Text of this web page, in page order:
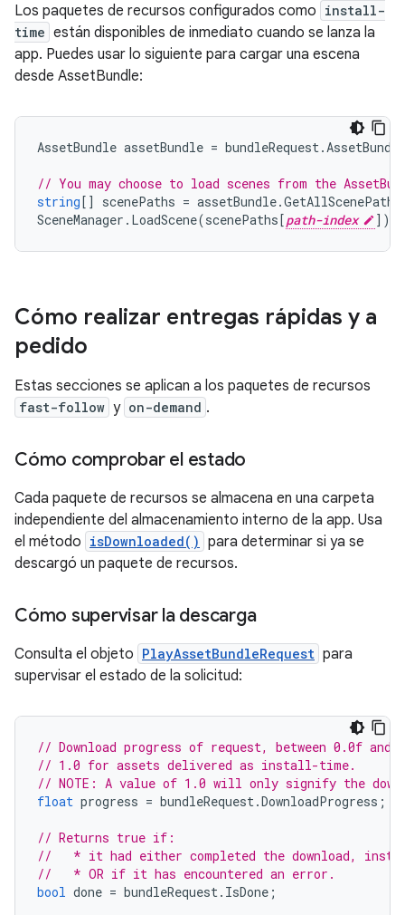
Los paquetes de recursos configurados como install-
time están disponibles de inmediato cuando se lanza la
app. Puedes usar lo siguiente para cargar una escena
desde AssetBundle:
AssetBundle assetBundle = bundleRequest . AssetBundle
// You may choose to load scenes from the
string[] scenePaths = assetBundle.GetAllScenePaths
SceneManager . LoadScene(scenePaths[path-index ]);
Cómo realizar entregas rápidas y a
pedido
Estas secciones se aplican a los paquetes de recursos
fast-follow y on-demand .
Cómo comprobar el estado
Cada paquete de recursos se almacena en una carpeta
independiente del almacenamiento interno de la app. Usa
el método isDownloaded() para determinar si ya se
descargó un paquete de recursos.
Cómo supervisar la descarga
Consulta el objeto PlayAssetBundleRequest para
supervisar el estado de la solicitud:
// Download progress of request, between 0.0f
// 1.0 for assets delivered as install-time.
// NOTE: A value of 1.0 will only signify the
float progress = bundleRequest .DownloadProgress ;
// Returns true if:
//   * it had either completed the download,
//   * OR if it has encountered an error.
bool done = bundleRequest . IsDone ;